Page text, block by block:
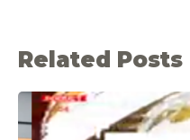
Related Posts